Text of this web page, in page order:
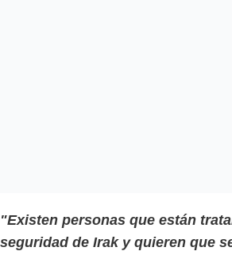
"Existen personas que están
seguridad de Irak y quieren que